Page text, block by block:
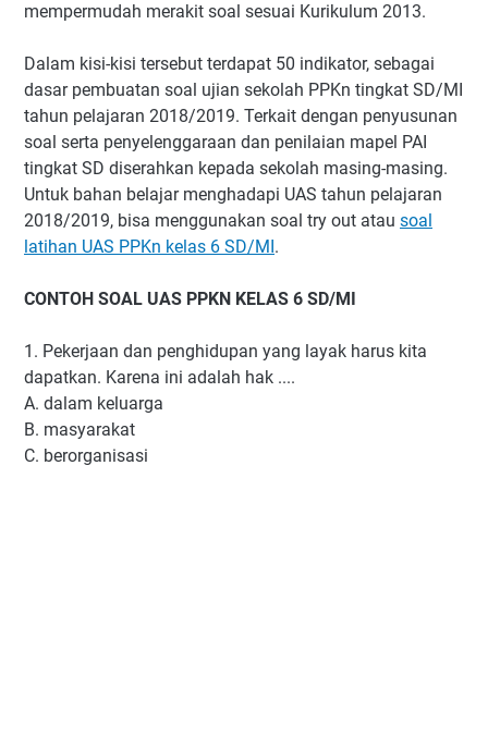
mempermudah merakit soal sesuai Kurikulum 2013.
Dalam kisi-kisi tersebut terdapat 50 indikator, sebagai
dasar pembuatan soal ujian sekolah PPKn tingkat SD/MI
tahun pelajaran 2018/2019. Terkait dengan penyusunan
soal serta penyelenggaraan dan penilaian mapel PAI
tingkat SD diserahkan kepada sekolah masing-masing.
Untuk bahan belajar menghadapi UAS tahun pelajaran
2018/2019, bisa menggunakan soal try out atau soal
latihan UAS PPKn kelas 6 SD/MI.
CONTOH SOAL UAS PPKN KELAS 6 SD/MI
1. Pekerjaan dan penghidupan yang layak harus kita
dapatkan. Karena ini adalah hak ....
A. dalam keluarga
B. masyarakat
C. berorganisasi